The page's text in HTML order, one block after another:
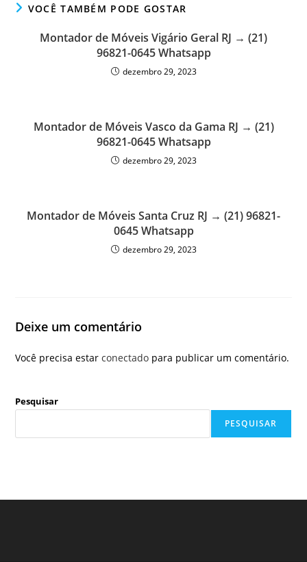
VOCÊ TAMBÉM PODE GOSTAR
Montador de Móveis Vigário Geral RJ → (21)
96821-0645 Whatsapp
dezembro 29, 2023
Montador de Móveis Vasco da Gama RJ → (21)
96821-0645 Whatsapp
dezembro 29, 2023
Montador de Móveis Santa Cruz RJ → (21) 96821-
0645 Whatsapp
dezembro 29, 2023
Deixe um comentário
Você precisa estarconectado para publicar um comentário.
Pesquisar
PESQUISAR